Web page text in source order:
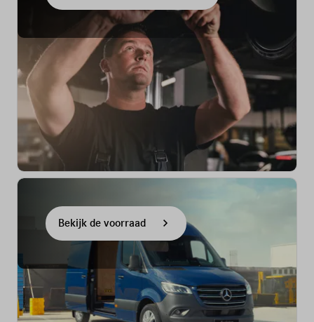
Bekijk de voorraad